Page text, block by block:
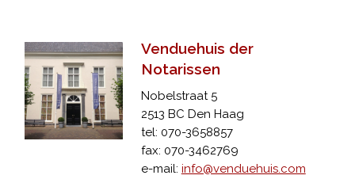
Venduehuis der
Notarissen
Nobelstraat 5
2513 BC Den Haag
tel: 070-3658857
fax: 070-3462769
e-mail: info@venduehuis.com